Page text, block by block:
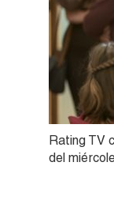
Rating TV
del